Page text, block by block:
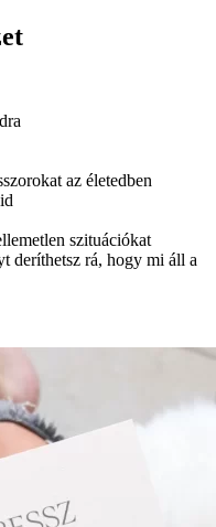
az életedben
szituációkat
deríthetsz rá, hogy mi áll a